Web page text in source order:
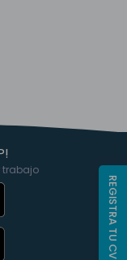
trabajo
REGISTRA TU CV